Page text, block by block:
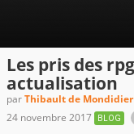
Les pris des
actualisation
parThibault de Mondidier
24 novembre 2017
BLOG